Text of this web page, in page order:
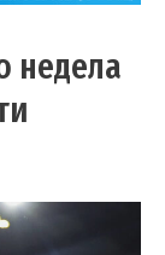
недела